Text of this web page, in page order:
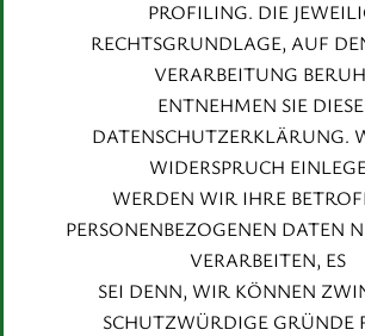
PROFILING. DIE
RECHTSGRUNDLAGE, AUF
VERARBEITUNG
ENTNEHMEN SIE
DATENSCHUTZERKLÄRUNG.
WIDERSPRUCH
WERDEN WIR IHRE
PERSONENBEZOGENEN DATEN
VERARBEITEN, ES
SEI DENN, WIR KÖNNEN
SCHUTZWÜRDIGE GRÜNDE